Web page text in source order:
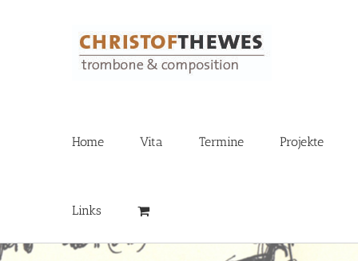
Home Vita Termine Projekte
Links